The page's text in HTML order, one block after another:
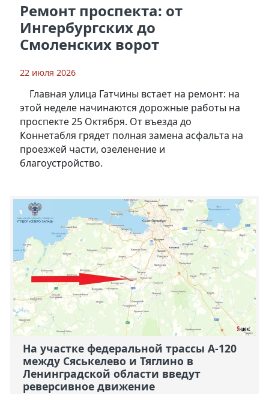
Ремонт проспекта: от
Ингербургских до
Смоленских ворот
22 июля 2026
Главная улица Гатчины встает на ремонт: на
этой неделе начинаются дорожные работы на
проспекте 25 Октября. От въезда до
Коннетабля грядет полная замена асфальта на
проезжей части, озеленение и
благоустройство.
На участке федеральной трассы А-120
между Сяськелево и Тяглино в
Ленинградской области введут
реверсивное движение